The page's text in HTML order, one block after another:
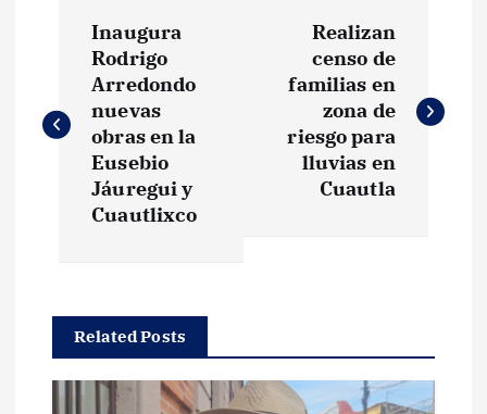
v
c
Inaugura
Rodrigo
Arredondo
nuevas
obras en la
Eusebio
Jáuregui y
Cuautlixco
Realizan
censo de
familias en
zona de
riesgo para
lluvias en
Cuautla
Related Posts